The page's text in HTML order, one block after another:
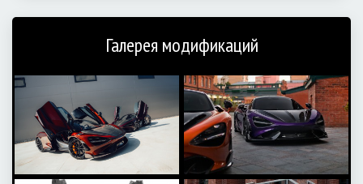
Галерея модификаций